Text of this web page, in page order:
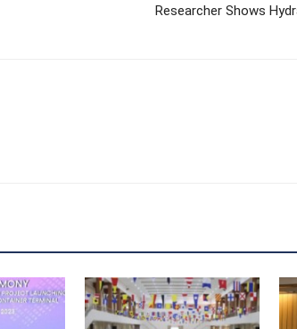
Researcher Shows